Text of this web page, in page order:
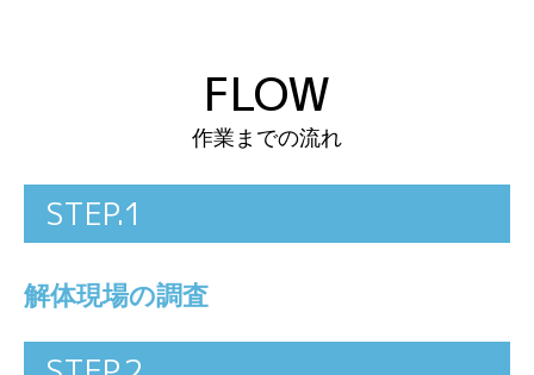
FLOW
作業までの流れ
STEP.1
解体現場の調査